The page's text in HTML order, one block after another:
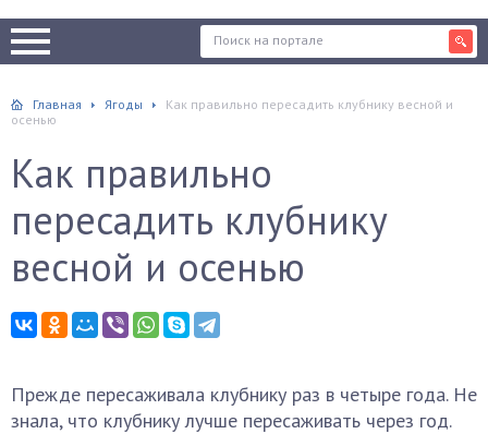
Главная Ягоды
Как правильно пересадить клубнику весной и
осенью
Как правильно
пересадить клубнику
весной и осенью
Прежде пересаживала клубнику раз в четыре года. Не
знала, что клубнику лучше пересаживать через год.